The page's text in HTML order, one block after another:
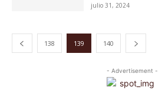
julio 31, 2024
138 139 140
- Advertisement -